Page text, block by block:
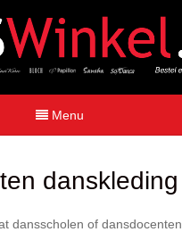
Menu
danskleding
dansscholen of dansdocenten